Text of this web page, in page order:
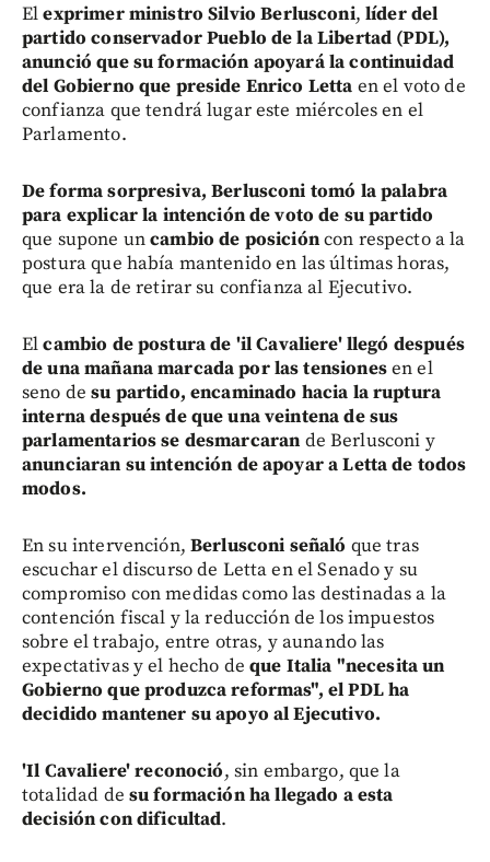
Elexprimer ministro Silvio Berlusconi,líder del
partido conservador Pueblo de la Libertad (PDL),
anunció que su formación apoyará la continuidad
del Gobierno que preside Enrico Letta en el voto de
confianza que tendrá lugar este miércoles en el
Parlamento.
De forma sorpresiva, Berlusconi tomó la palabra
para explicar la intención de voto de su partido
que supone uncambio de posicióncon respecto a la
postura que había mantenido en las últimas horas,
que era la de retirar su confianza al Ejecutivo.
Elcambio de postura de 'il Cavaliere' llegó después
de una mañana marcada por las tensionesen el
seno desu partido, encaminado hacia la ruptura
interna después de que una veintena de sus
parlamentarios se desmarcaran de Berlusconi y
anunciaran su intención de apoyar a Letta de todos
modos.
En su intervención, Berlusconi señaló que tras
escuchar el discurso de Letta en el Senado y su
compromiso con medidas como las destinadas a la
contención fiscal y la reducción de los impuestos
sobre el trabajo, entre otras, y aunando las
expectativas y el hecho deque Italia "necesita un
Gobierno que produzca reformas", el PDL ha
decidido mantener su apoyo al Ejecutivo.
'Il Cavaliere' reconoció, sin embargo, que la
totalidad de su formaciónha llegado a esta
decisión con dificultad.